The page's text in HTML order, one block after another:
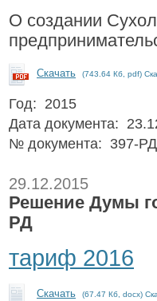
О создании
Скачать (743.64 Кб, pdf)
Год: 2015
Дата документа:
№ документа: 397-РД
29.12.2015
Решение Думы
РД
тариф 2016
Скачать (67.47 Кб, docx)